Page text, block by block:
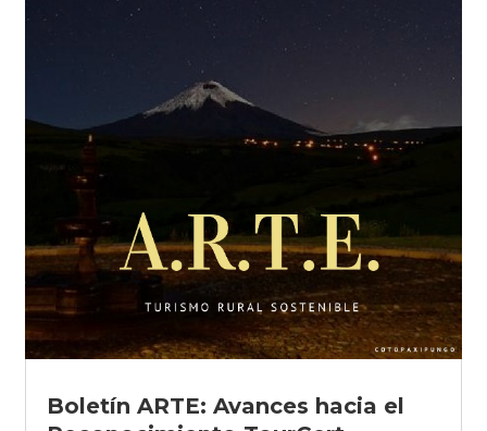
Boletín ARTE: Avances hacia el